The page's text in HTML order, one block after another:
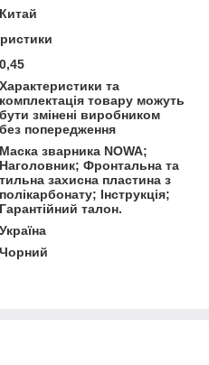
Китай
0,45
Характеристики та
комплектація товару можуть
бути змінені виробником
без попередження
Маска зварника NOWA;
Наголовник; Фронтальна та
тильна захисна пластина з
полікарбонату; Інструкція;
Гарантійний талон.
Україна
Чорний